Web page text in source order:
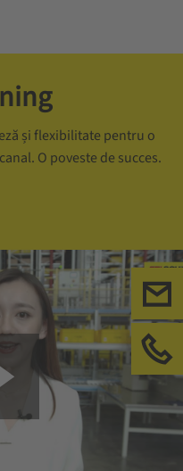
și flexibilitate pentru o
O poveste de succes.